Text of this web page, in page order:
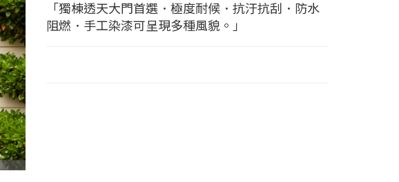
「獨棟透天大門首選．極度耐候．抗汙抗刮．防水
阻燃．手工染漆可呈現多種風貌。」